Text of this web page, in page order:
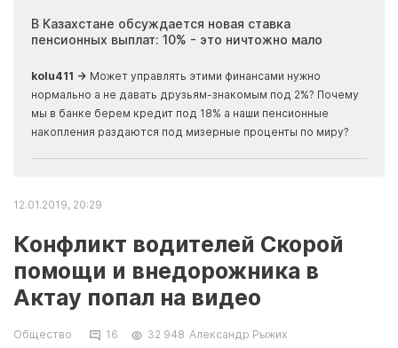
В Казахстане обсуждается новая ставка
пенсионных выплат: 10% - это ничтожно мало
kolu411 → Может управлять этими финансами нужно
нормально а не давать друзьям-знакомым под 2%? Почему
мы в банке берем кредит под 18% а наши пенсионные
накопления раздаются под мизерные проценты по миру?
12.01.2019, 20:29
Конфликт водителей Скорой
помощи и внедорожника в
Актау попал на видео
Общество 16 32 948 Александр Рыжих